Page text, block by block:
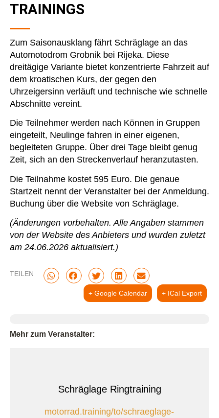
TRAININGS
Zum Saisonausklang fährt Schräglage an das
Automotodrom Grobnik bei Rijeka. Diese
dreitägige Variante bietet konzentrierte Fahrzeit auf
dem kroatischen Kurs, der gegen den
Uhrzeigersinn verläuft und technische wie schnelle
Abschnitte vereint.
Die Teilnehmer werden nach Können in Gruppen
eingeteilt, Neulinge fahren in einer eigenen,
begleiteten Gruppe. Über drei Tage bleibt genug
Zeit, sich an den Streckenverlauf heranzutasten.
Die Teilnahme kostet 595 Euro. Die genaue
Startzeit nennt der Veranstalter bei der Anmeldung.
Buchung über die Website von Schräglage.
(Änderungen vorbehalten. Alle Angaben stammen
von der Website des Anbieters und wurden zuletzt
am 24.06.2026 aktualisiert.)
TEILEN
+ Google Calendar + ICal Export
Mehr zum Veranstalter:
Schräglage Ringtraining
motorrad.training/to/schraeglage-